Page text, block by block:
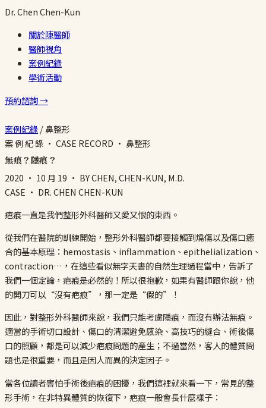
Dr.ChenChen-Kun
關於陳醫師
醫師視角
案例紀錄
學術活動
預約諮詢 →
案例紀錄/鼻整形
案 例 紀 錄 · CASE RECORD · 鼻整形
無痕？隱痕？
2020 · 10 月 19 · BY CHEN, CHEN-KUN, M.D.
CASE · DR. CHEN CHEN-KUN
疤痕一直是我們整形外科醫師又愛又恨的東西。
從我們在醫院的訓練開始，整形外科醫師都要接觸到燒傷以及傷口癒
合的基本原理：hemostasis、inflammation、epithelialization、
contraction…，在這些看似無字天書的自然生理過程當中，告訴了
我們一個定論，疤痕是必然的！所以很抱歉，如果有醫師跟你說，他
的開刀可以“沒有疤痕”，那一定是“假的”！
因此，對整形外科醫師來說，我們只能考慮隱痕，而沒有辦法無痕。
適當的手術切口設計、傷口的清潔避免感染、高技巧的縫合、術後傷
口的照顧，都是可以減少疤痕問題的產生；不過當然，客人的體質問
題也是很重要，而且是因人而異的決定因子。
當各位讀者害怕手術後疤痕的困擾，我們這裡就來看一下，常見的整
形手術，在非特異體質的恢復下，疤痕一般會長什麼樣子：